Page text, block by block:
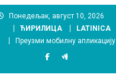
Понедељак, август 10, 2026
ЋИРИЛИЦА
LATINICA
Преузми мобилну апликацију